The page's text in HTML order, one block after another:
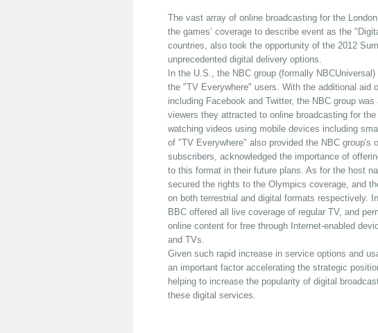
The vast array of online broadcasting for the
the games’ coverage to describe event as the
countries, also took the opportunity of the 2012
unprecedented digital delivery options.
In the U.S., the NBC group (formally
the "TV Everywhere" users. With the additional aid
including Facebook and Twitter, the NBC group
viewers they attracted to online broadcasting for
watching videos using mobile devices including
of "TV Everywhere" also provided the NBC group's
subscribers, acknowledged the importance of
to this format in their future plans. As for the host
secured the rights to the Olympics coverage, and
on both terrestrial and digital formats respectively.
BBC offered all live coverage of regular TV, and
online content for free through Internet-enabled
and TVs.
Given such rapid increase in service options and
an important factor accelerating the strategic
helping to increase the popularity of digital
these digital services.